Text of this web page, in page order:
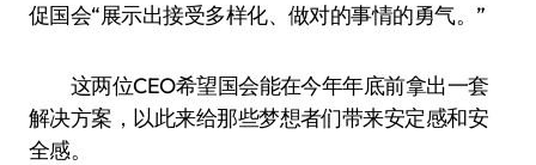
促国会“展示出接受多样化、做对的事情的勇气。”
这两位CEO希望国会能在今年年底前拿出一套
解决方案，以此来给那些梦想者们带来安定感和安
全感。